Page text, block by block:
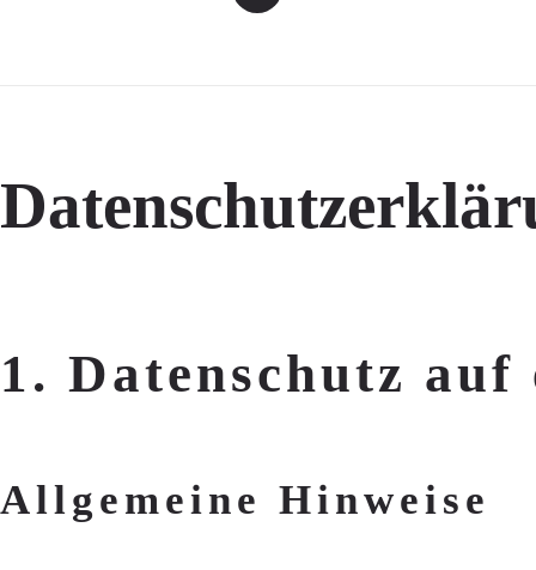
1. Datenschutz
Allgemeine Hinweise